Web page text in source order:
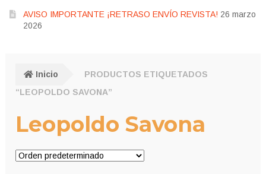
AVISO IMPORTANTE ¡RETRASO ENVÍO REVISTA! 26 marzo
2026
Inicio
PRODUCTOS ETIQUETADOS
“LEOPOLDO SAVONA”
Leopoldo Savona